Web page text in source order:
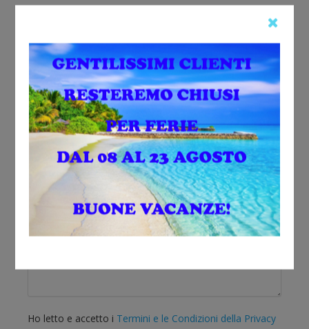
Sono interessato a:
Ho letto e accetto i Termini e le Condizioni della Privacy